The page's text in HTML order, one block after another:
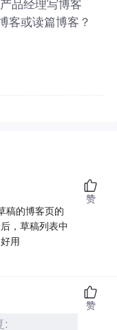
品经理写博客
客或读篇博客？
稿的博客页的
，草稿列表中
用
赞
:
赞